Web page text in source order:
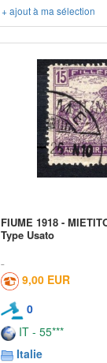
+ ajout à ma sélection
FIUME 1918 -
Type Usato
9,00 EUR
0
IT - 55***
Italie